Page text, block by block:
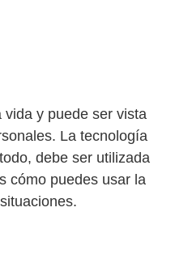
y puede ser vista
La tecnología
debe ser utilizada
cómo puedes usar la